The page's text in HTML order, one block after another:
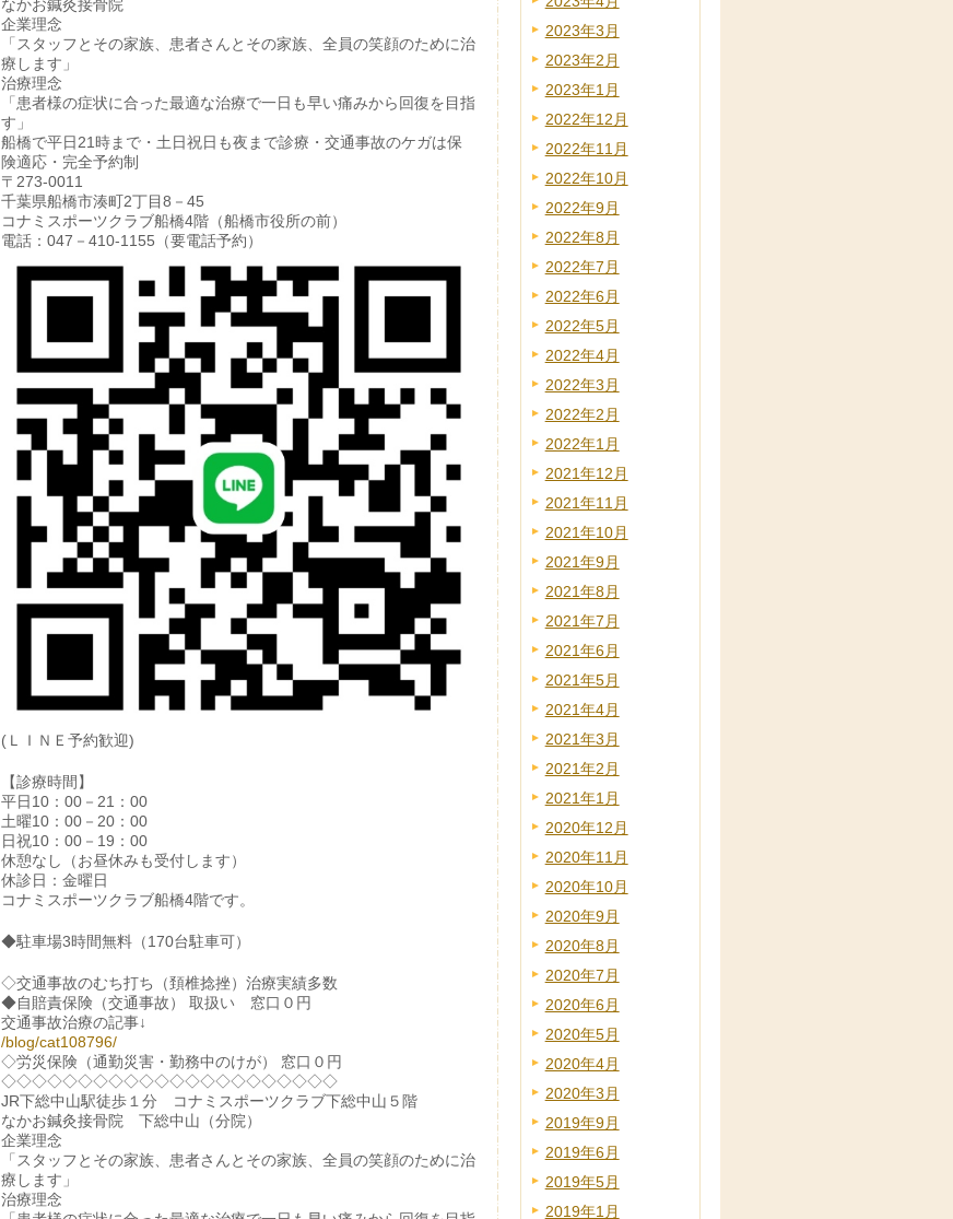
なかお鍼灸接骨院
企業理念
「スタッフとその家族、患者さんとその家族、全員の笑顔のために治
療します」
治療理念
「患者様の症状に合った最適な治療で一日も早い痛みから回復を目指
す」
船橋で平日21時まで・土日祝日も夜まで診療・交通事故のケガは保
険適応・完全予約制
〒273-0011
千葉県船橋市湊町2丁目8－45
コナミスポーツクラブ船橋4階（船橋市役所の前）
電話：047－410-1155（要電話予約）
(ＬＩＮＥ予約歓迎)
【診療時間】
平日10：00－21：00
土曜10：00－20：00
日祝10：00－19：00
休憩なし（お昼休みも受付します）
休診日：金曜日
コナミスポーツクラブ船橋4階です。
◆駐車場3時間無料（170台駐車可）
◇交通事故のむち打ち（頚椎捻挫）治療実績多数
◆自賠責保険（交通事故） 取扱い 窓口０円
交通事故治療の記事↓
/blog/cat108796/
◇労災保険（通勤災害・勤務中のけが） 窓口０円
◇◇◇◇◇◇◇◇◇◇◇◇◇◇◇◇◇◇◇◇◇◇
JR下総中山駅徒歩１分 コナミスポーツクラブ下総中山５階
なかお鍼灸接骨院 下総中山（分院）
企業理念
「スタッフとその家族、患者さんとその家族、全員の笑顔のために治
療します」
治療理念
2023年3月
2023年2月
2023年1月
2022年12月
2022年11月
2022年10月
2022年9月
2022年8月
2022年7月
2022年6月
2022年5月
2022年4月
2022年3月
2022年2月
2022年1月
2021年12月
2021年11月
2021年10月
2021年9月
2021年8月
2021年7月
2021年6月
2021年5月
2021年4月
2021年3月
2021年2月
2021年1月
2020年12月
2020年11月
2020年10月
2020年9月
2020年8月
2020年7月
2020年6月
2020年5月
2020年4月
2020年3月
2019年9月
2019年6月
2019年5月
2019年1月